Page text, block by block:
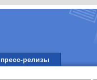
пресс-релизы